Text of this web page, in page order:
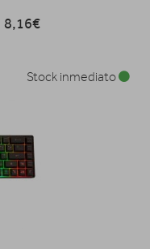
8,16€
Stock inmediato